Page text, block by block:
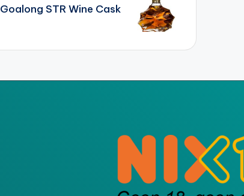
Goalong STR Wine Cask